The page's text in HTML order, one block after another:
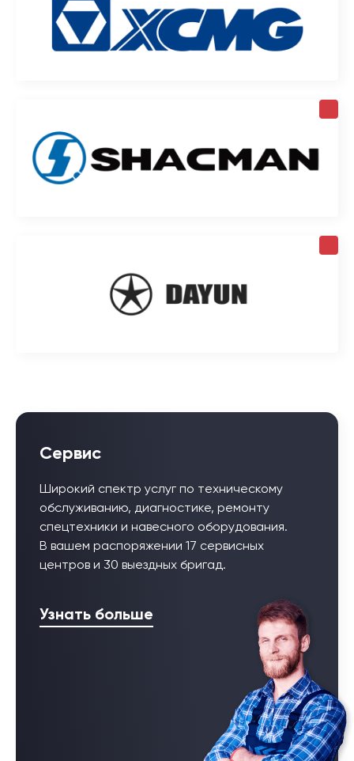
Сервис
Широкий спектр услуг по техническому
обслуживанию, диагностике, ремонту
спецтехники и навесного оборудования.
В вашем распоряжении 17 сервисных
центров и 30 выездных бригад.
Узнать больше